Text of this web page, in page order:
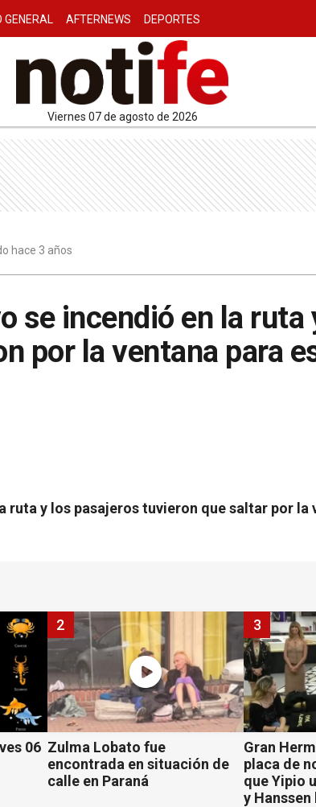
GENERAL AFTERNEWS DEPORTES
viernes 07 de agosto de 2026
hace 3 años
se incendió en la ruta
por la ventana para
ruta y los pasajeros tuvieron que saltar por la
06 Zulma Lobato fue
encontrada en situación de
calle en Paraná
2
Gran
placa de
que Yipio
y
3